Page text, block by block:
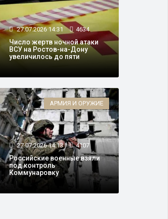
27.07.2026 14:31 4634
Число жертв ночной атаки
ВСУ на Ростов-на-Дону
увеличилось до пяти
АРМИЯ И ОРУЖИЕ
27.07.2026 14:13 4107
Российские военные взяли
под контроль
Коммунаровку